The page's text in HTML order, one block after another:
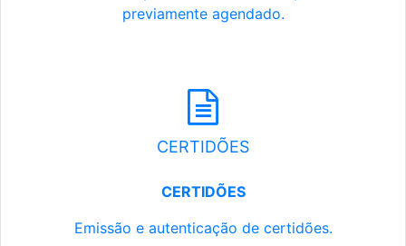
previamente agendado.
CERTIDÕES
CERTIDÕES
Emissão e autenticação de certidões.